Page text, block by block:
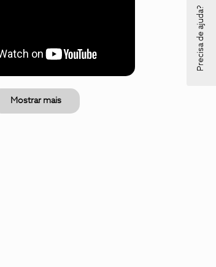
Mostrar mais
Precisa de ajuda?